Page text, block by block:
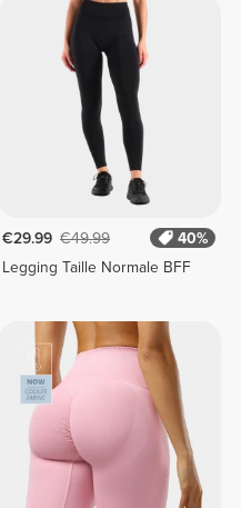
€29.99 €49.99
40%
Legging Taille Normale BFF